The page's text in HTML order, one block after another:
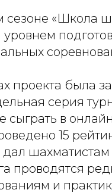
сезоне «Школа
проекта была
серия
сыграть в
15
шахматистам
проводятся
и